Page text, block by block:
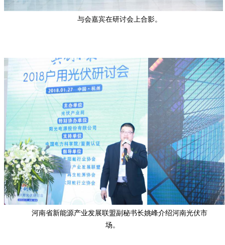
与会嘉宾在研讨会上合影。
河南省新能源产业发展联盟副秘书长姚峰介绍河南光伏市
场。